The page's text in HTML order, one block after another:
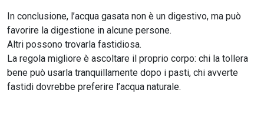
In conclusione, l’acqua gasata non è un digestivo, ma può
favorire la digestione in alcune persone.
Altri possono trovarla fastidiosa.
La regola migliore è ascoltare il proprio corpo: chi la tollera
bene può usarla tranquillamente dopo i pasti, chi avverte
fastidi dovrebbe preferire l’acqua naturale.